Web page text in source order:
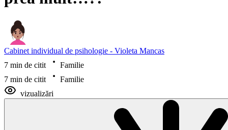
Cabinet individual de psihologie - Violeta Mancas
7 min de citit
Familie
7 min de citit
Familie
vizualizări